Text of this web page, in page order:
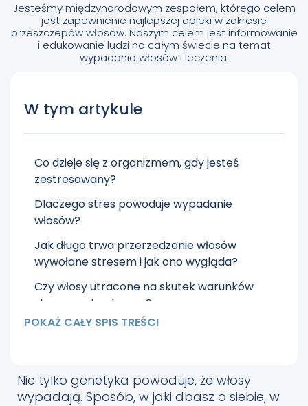
Jesteśmy międzynarodowym zespołem, którego celem
jest zapewnienie najlepszej opieki w zakresie
przeszczepów włosów. Naszym celem jest informowanie
i edukowanie ludzi na całym świecie na temat
wypadania włosów i leczenia.
W tym artykule
Co dzieje się z organizmem, gdy jesteś
zestresowany?
Dlaczego stres powoduje wypadanie
włosów?
Jak długo trwa przerzedzenie włosów
wywołane stresem i jak ono wygląda?
Czy włosy utracone na skutek warunków
stresowych odrosną?
Co można z tym zrobić?
POKAŻ CAŁY SPIS TREŚCI
Nie tylko genetyka powoduje, że włosy
wypadają. Sposób, w jaki dbasz o siebie, w